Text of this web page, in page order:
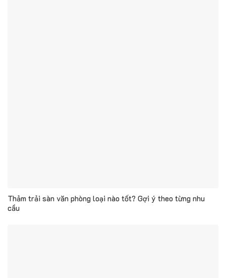
Thảm trải sàn văn phòng loại nào tốt? Gợi ý theo từng nhu
cầu